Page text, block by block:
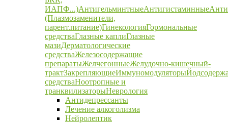
ИАПФ...)АнтигельминтныеАнтигистаминные
(Плазмозаменители,
парент.питание)ГинекологияГормональные
средстваГлазные каплиГлазные
мазиДерматологические
средстваЖелезосодержащие
препаратыЖелчегонныеЖелудочно-кишечный-
трактЗакрепляющиеИммуномодуляторы
средстваНоотропные и
транквилизаторыНеврология
Антидепрессанты
Лечение алкоголизма
Нейролептик